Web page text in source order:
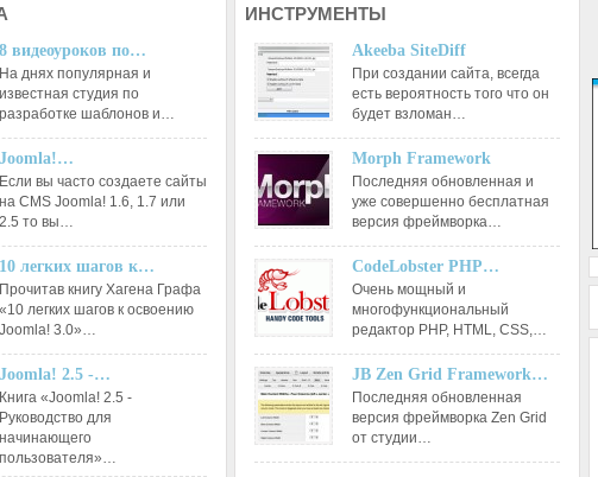
8 видеоуроков по…
На днях популярная и
известная студия по
разработке шаблонов и…
Joomla!…
Если вы часто создаете сайты
на CMS Joomla! 1.6, 1.7 или
2.5 то вы…
10 легких шагов к…
Прочитав книгу Хагена Графа
«10 легких шагов к освоению
Joomla! 3.0»…
Joomla! 2.5 -…
Книга «Joomla! 2.5 -
Руководство для
начинающего
пользователя»…
ИНСТРУМЕНТЫ
Akeeba SiteDiff
При создании сайта, всегда
есть вероятность того что он
будет взломан…
Morph Framework
Последняя обновленная и
уже совершенно бесплатная
версия фреймворка…
CodeLobster PHP…
Очень мощный и
многофункциональный
редактор РНР, HTML, CSS,…
JB Zen Grid Framework…
Последняя обновленная
версия фреймворка Zen Grid
от студии…